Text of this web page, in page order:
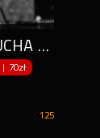
TRIBUTE TO ANDRZEJ ZAUCHA W BLUES CLUB!
| 70zł
125